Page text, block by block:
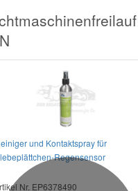
und Kontaktspray für
Regensensor
Nr. EP6378490